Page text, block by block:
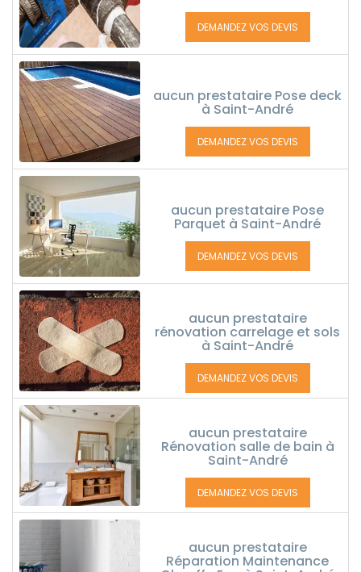
DEMANDEZ VOS DEVIS
aucun prestataire Pose deck
à Saint-André
DEMANDEZ VOS DEVIS
aucun prestataire Pose
Parquet à Saint-André
DEMANDEZ VOS DEVIS
aucun prestataire
rénovation carrelage et sols
à Saint-André
DEMANDEZ VOS DEVIS
aucun prestataire
Rénovation salle de bain à
Saint-André
DEMANDEZ VOS DEVIS
aucun prestataire
Réparation Maintenance